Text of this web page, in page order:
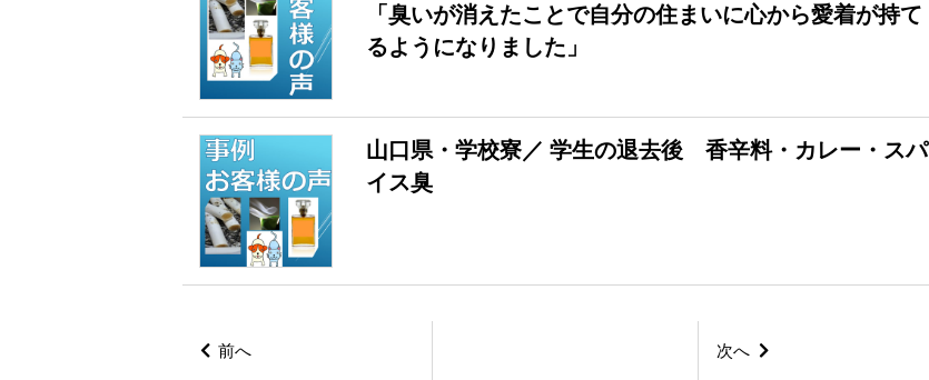
「臭いが消えたことで自分の住まいに心から愛着が持て
るようになりました」
山口県・学校寮／ 学生の退去後 香辛料・カレー・スパ
イス臭
前へ 次へ